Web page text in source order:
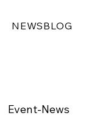
NEWSBLOG
Event-News